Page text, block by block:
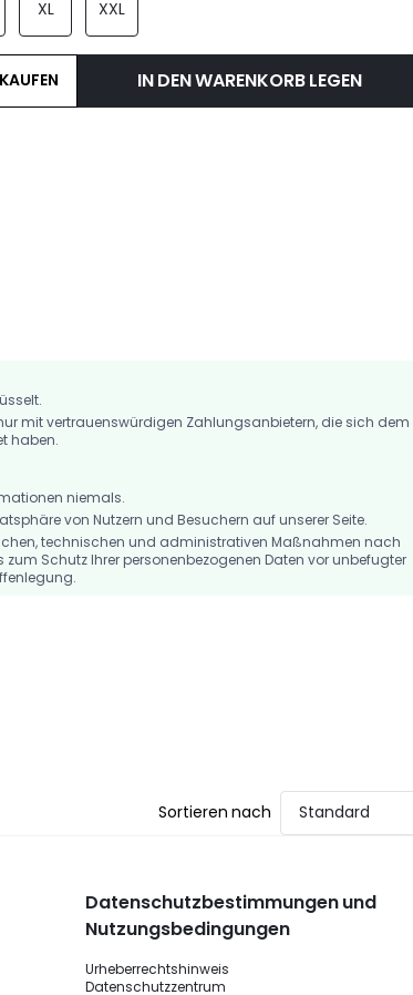
XL XXL
IN DEN WARENKORB LEGEN
nur mit vertrauenswürdigen Zahlungsanbietern, die sich
haben.
niemals.
von Nutzern und Besuchern auf unserer Seite.
technischen und administrativen Maßnahmen nach
Schutz Ihrer personenbezogenen Daten vor unbefugter
Sortieren nach Standard
Datenschutzbestimmungen und
Nutzungsbedingungen
Urheberrechtshinweis
Datenschutzzentrum